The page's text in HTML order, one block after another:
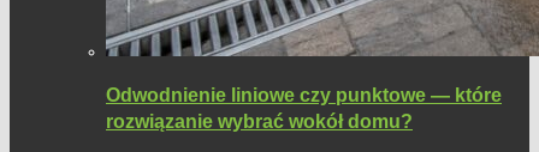
Odwodnienie liniowe czy punktowe — które
rozwiązanie wybrać wokół domu?